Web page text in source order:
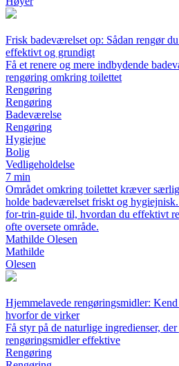
Frisk badeværelset op: Sådan rengør
effektivt og grundigt
Få et renere og mere indbydende
rengøring omkring toilettet
Rengøring
Rengøring
Badeværelse
Rengøring
Hygiejne
Bolig
Vedligeholdelse
7 min
Området omkring toilettet kræver
holde badeværelset friskt og
for-trin-guide til, hvordan du effektivt
ofte oversete område.
Mathilde Olesen
Mathilde
Olesen
Hjemmelavede rengøringsmidler:
hvorfor de virker
Få styr på de naturlige ingredienser,
rengøringsmidler effektive
Rengøring